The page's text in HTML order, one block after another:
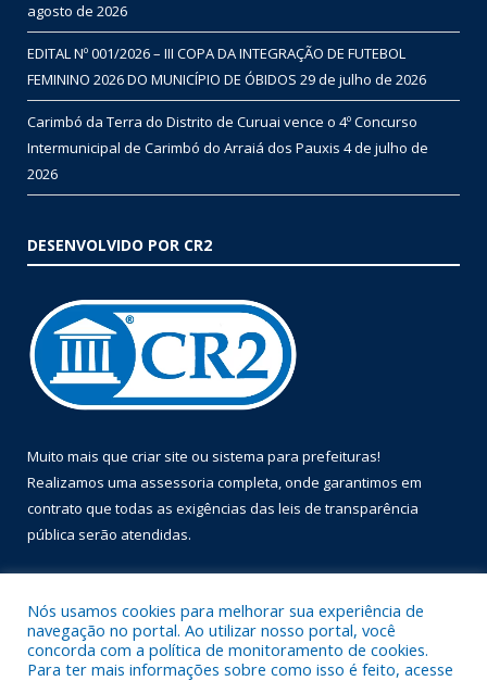
agosto de 2026
EDITAL Nº 001/2026 – III COPA DA INTEGRAÇÃO DE FUTEBOL
FEMININO 2026 DO MUNICÍPIO DE ÓBIDOS 29 de julho de 2026
Carimbó da Terra do Distrito de Curuai vence o 4º Concurso
Intermunicipal de Carimbó do Arraiá dos Pauxis 4 de julho de
2026
DESENVOLVIDO POR CR2
Muito mais que criar site ou sistema para prefeituras!
Realizamos uma assessoria completa, onde garantimos em
contrato que todas as exigências das leis de transparência
pública serão atendidas.
Nós usamos cookies para melhorar sua experiência de
navegação no portal. Ao utilizar nosso portal, você
concorda com a política de monitoramento de cookies.
Para ter mais informações sobre como isso é feito, acesse